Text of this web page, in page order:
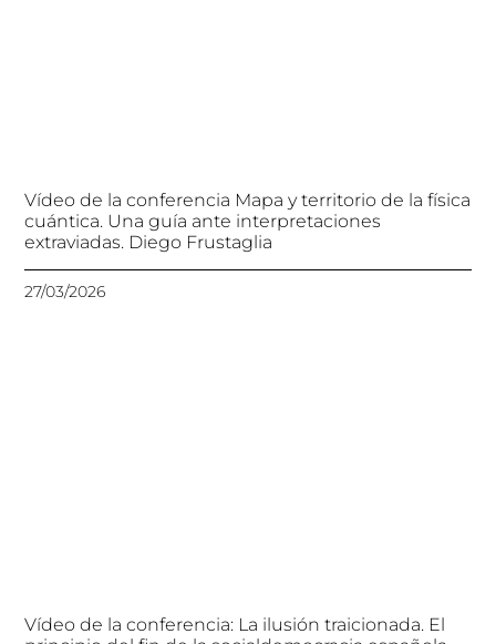
Vídeo de la conferencia Mapa y territorio de la física
cuántica. Una guía ante interpretaciones
extraviadas. Diego Frustaglia
27/03/2026
Vídeo de la conferencia: La ilusión traicionada. El